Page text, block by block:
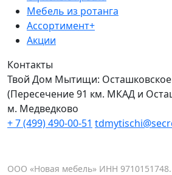
Мебель из ротанга
Ассортимент+
Акции
Контакты
Твой Дом Мытищи:
(Пересечение 91 км. МКАД и
м. Медведково
+ 7 (499) 490-00-51
ООО «Новая мебель» ИНН